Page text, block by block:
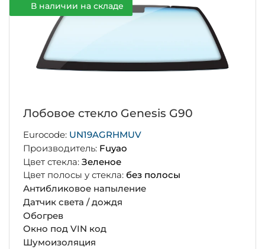
В наличии на складе
Лобовое стекло Genesis G90
Eurocode: UN19AGRHMUV
Производитель: Fuyao
Цвет стекла: Зеленое
Цвет полосы у стекла: без полосы
Антибликовое напыление
Датчик света / дождя
Обогрев
Окно под VIN код
Шумоизоляция